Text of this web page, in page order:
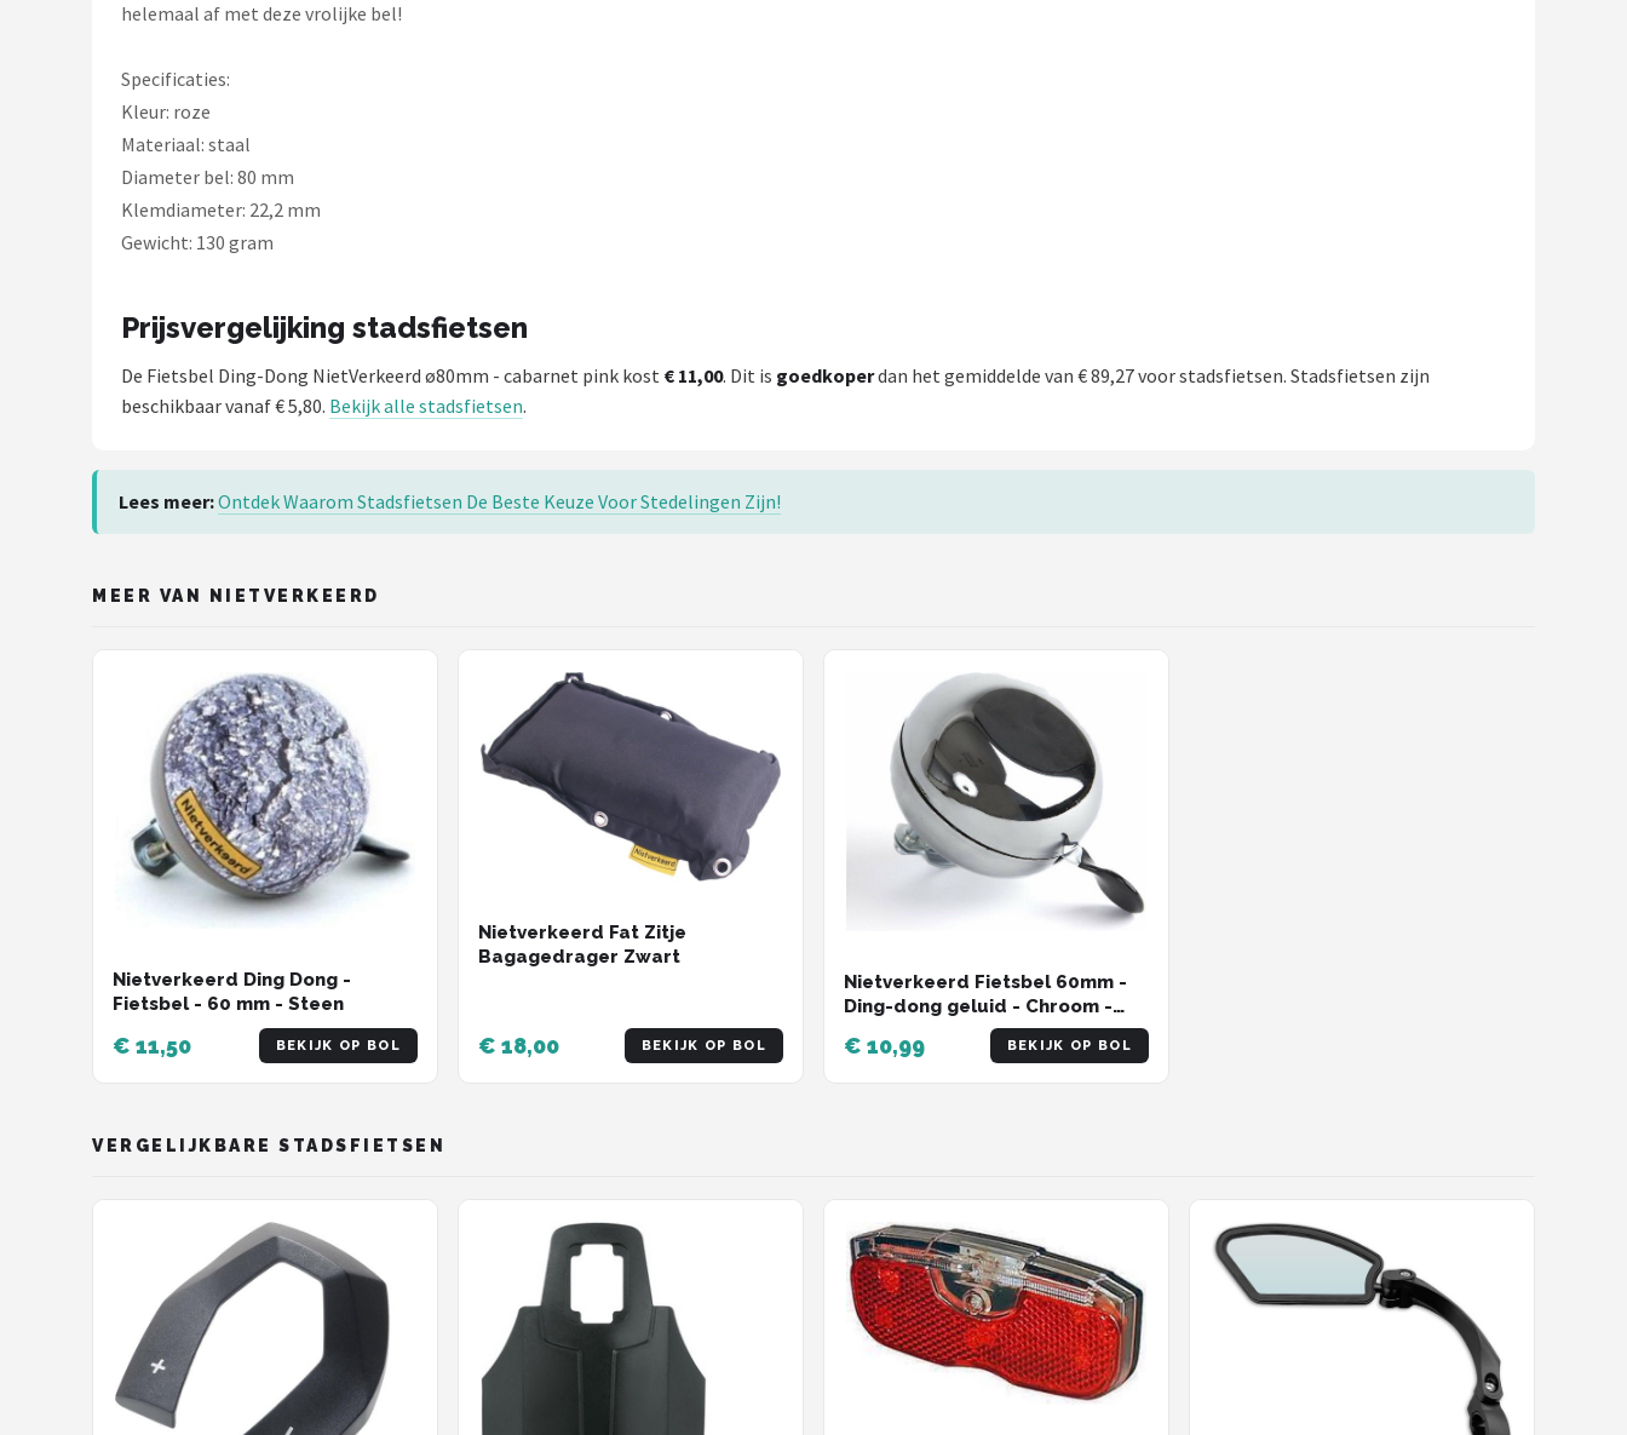
Shimano
Alle merken →
helemaal af met deze vrolijke bel!
Specificaties:
Kleur: roze
Materiaal: staal
Diameter bel: 80 mm
Klemdiameter: 22,2 mm
Gewicht: 130 gram
Prijsvergelijking stadsfietsen
De Fietsbel Ding-Dong NietVerkeerd ø80mm - cabarnet pink kost € 11,00. Dit is goedkoperdan het gemiddelde van € 89,27 voor stadsfietsen. Stadsfietsen zijn
beschikbaar vanaf € 5,80. Bekijk alle stadsfietsen.
Lees meer:Ontdek Waarom Stadsfietsen De Beste Keuze Voor Stedelingen Zijn!
MEER VAN NIETVERKEERD
Nietverkeerd Ding Dong -
Fietsbel - 60 mm - Steen
€ 11,50 BEKIJK OP BOL
Nietverkeerd Fat Zitje
Bagagedrager Zwart
€ 18,00 BEKIJK OP BOL
Nietverkeerd Fietsbel 60mm -
Ding-dong geluid - Chroom -
Staal - Stijlvol ontwerp
€ 10,99 BEKIJK OP BOL
VERGELIJKBARE STADSFIETSEN